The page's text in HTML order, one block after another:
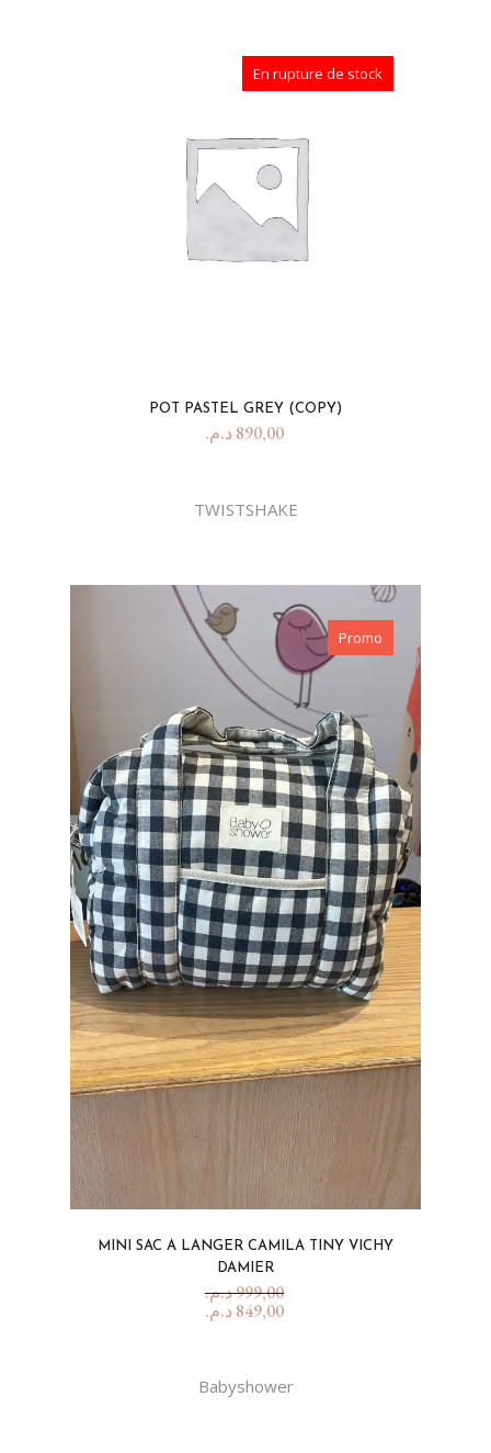
En rupture de stock
POT PASTEL GREY (COPY)
890,00 د.م.
TWISTSHAKE
Promo
MINI SAC A LANGER CAMILA TINY VICHY
DAMIER
999,00د.م.
849,00 د.م.
Babyshower